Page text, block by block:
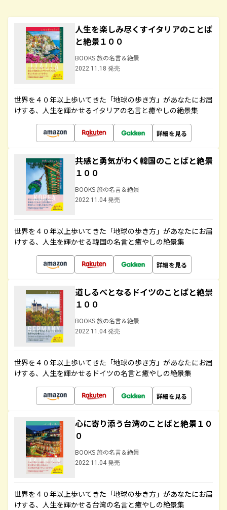
人生を楽しみ尽くすイタリアのことば
と絶景１００
BOOKS 旅の名言＆絶景
2022.11.18 発売
世界を４０年以上歩いてきた「地球の歩き方」があなたにお届
けする、人生を輝かせるイタリアの名言と癒やしの絶景集
詳細を見る
共感と勇気がわく韓国のことばと絶景
１００
BOOKS 旅の名言＆絶景
2022.11.04 発売
世界を４０年以上歩いてきた「地球の歩き方」があなたにお届
けする、人生を輝かせる韓国の名言と癒やしの絶景集
詳細を見る
道しるべとなるドイツのことばと絶景
１００
BOOKS 旅の名言＆絶景
2022.11.04 発売
世界を４０年以上歩いてきた「地球の歩き方」があなたにお届
けする、人生を輝かせるドイツの名言と癒やしの絶景集
詳細を見る
心に寄り添う台湾のことばと絶景１０
０
BOOKS 旅の名言＆絶景
2022.11.04 発売
世界を４０年以上歩いてきた「地球の歩き方」があなたにお届
けする、人生を輝かせる台湾の名言と癒やしの絶景集